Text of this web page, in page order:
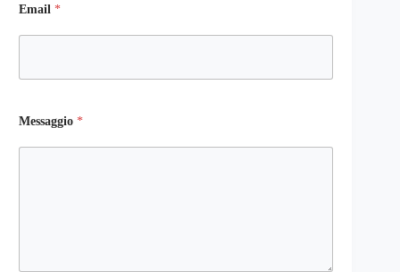
Email *
Messaggio *